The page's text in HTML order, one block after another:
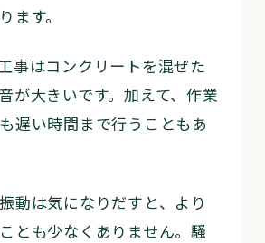
ます。
事はコンクリートを混ぜた
が大きいです。加えて、作業
遅い時間まで行うこともあ
動は気になりだすと、より
とも少なくありません。騒